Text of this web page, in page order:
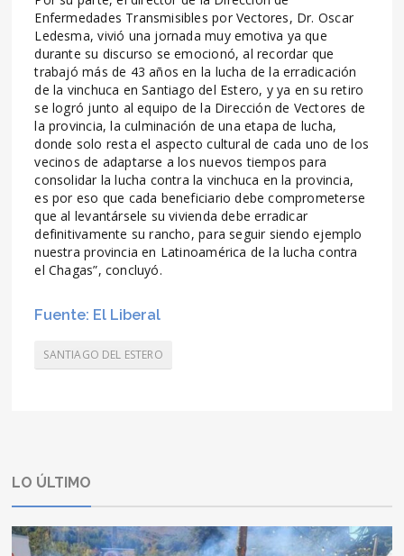
Enfermedades Transmisibles por Vectores, Dr. Oscar
Ledesma, vivió una jornada muy emotiva ya que
durante su discurso se emocionó, al recordar que
trabajó más de 43 años en la lucha de la erradicación
de la vinchuca en Santiago del Estero, y ya en su retiro
se logró junto al equipo de la Dirección de Vectores de
la provincia, la culminación de una etapa de lucha,
donde solo resta el aspecto cultural de cada uno de los
vecinos de adaptarse a los nuevos tiempos para
consolidar la lucha contra la vinchuca en la provincia,
es por eso que cada beneficiario debe comprometerse
que al levantársele su vivienda debe erradicar
definitivamente su rancho, para seguir siendo ejemplo
nuestra provincia en Latinoamérica de la lucha contra
el Chagas”, concluyó.
Fuente: El Liberal
SANTIAGO DEL ESTERO
LO ÚLTIMO